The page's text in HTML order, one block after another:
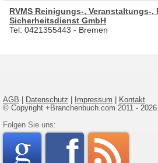
RVMS Reinigungs-, Veranstaltungs-,
Sicherheitsdienst GmbH
Tel: 0421355443 - Bremen
AGB Datenschutz Impressum
Kontakt
© Copyright +Branchenbuch.com 2011 - 2026
Folgen Sie uns: